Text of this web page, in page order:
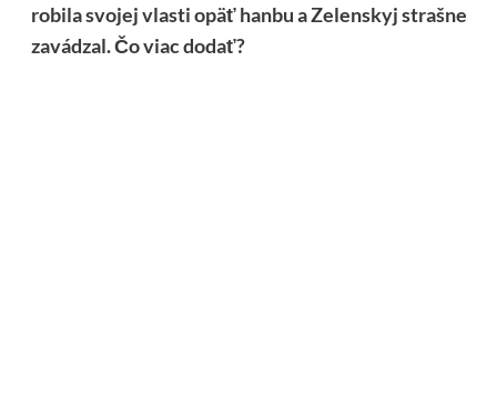
robila svojej vlasti opäť hanbu a Zelenskyj strašne
zavádzal. Čo viac dodať?